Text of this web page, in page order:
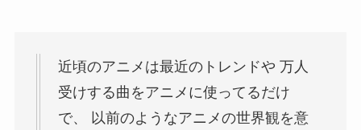
近頃のアニメは最近のトレンドや 万人
受けする曲をアニメに使ってるだけ
で、 以前のようなアニメの世界観を意